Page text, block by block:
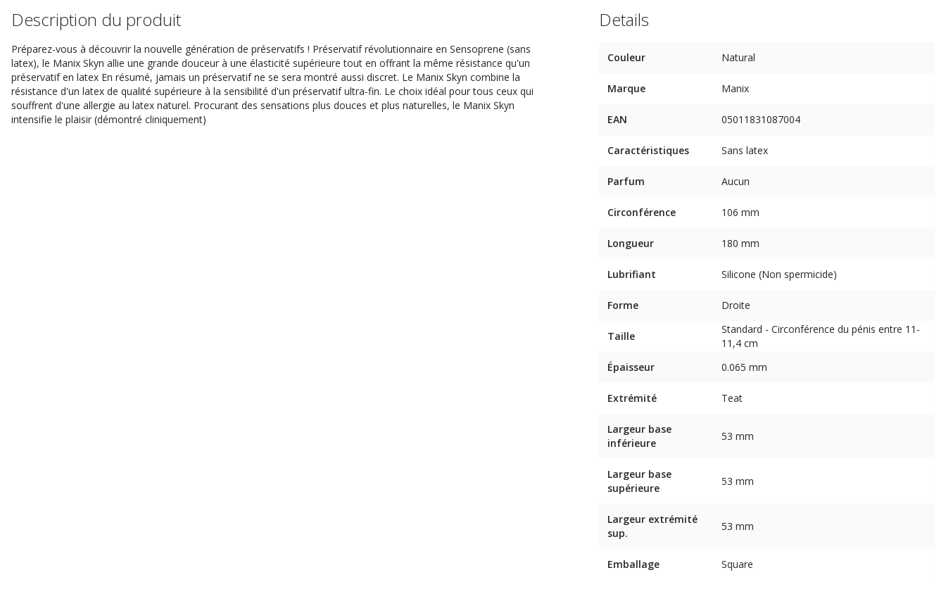
Description du produit
Préparez-vous à découvrir la nouvelle génération de préservatifs ! Préservatif révolutionnaire en Sensoprene (sans
latex), le Manix Skyn allie une grande douceur à une élasticité supérieure tout en offrant la même résistance qu'un
préservatif en latex En résumé, jamais un préservatif ne se sera montré aussi discret. Le Manix Skyn combine la
résistance d'un latex de qualité supérieure à la sensibilité d'un préservatif ultra-fin. Le choix idéal pour tous ceux qui
souffrent d'une allergie au latex naturel. Procurant des sensations plus douces et plus naturelles, le Manix Skyn
intensifie le plaisir (démontré cliniquement)
Details
Couleur Natural
Marque Manix
EAN 05011831087004
Caractéristiques Sans latex
Parfum Aucun
Circonférence 106 mm
Longueur 180 mm
Lubrifiant Silicone (Non spermicide)
Forme Droite
Taille
Standard - Circonférence du pénis entre 11-
11,4 cm
Épaisseur
0.065 mm
Extrémité Teat
Largeur base
inférieure
53 mm
Largeur base
supérieure
53 mm
Largeur extrémité
sup.
53 mm
Emballage Square